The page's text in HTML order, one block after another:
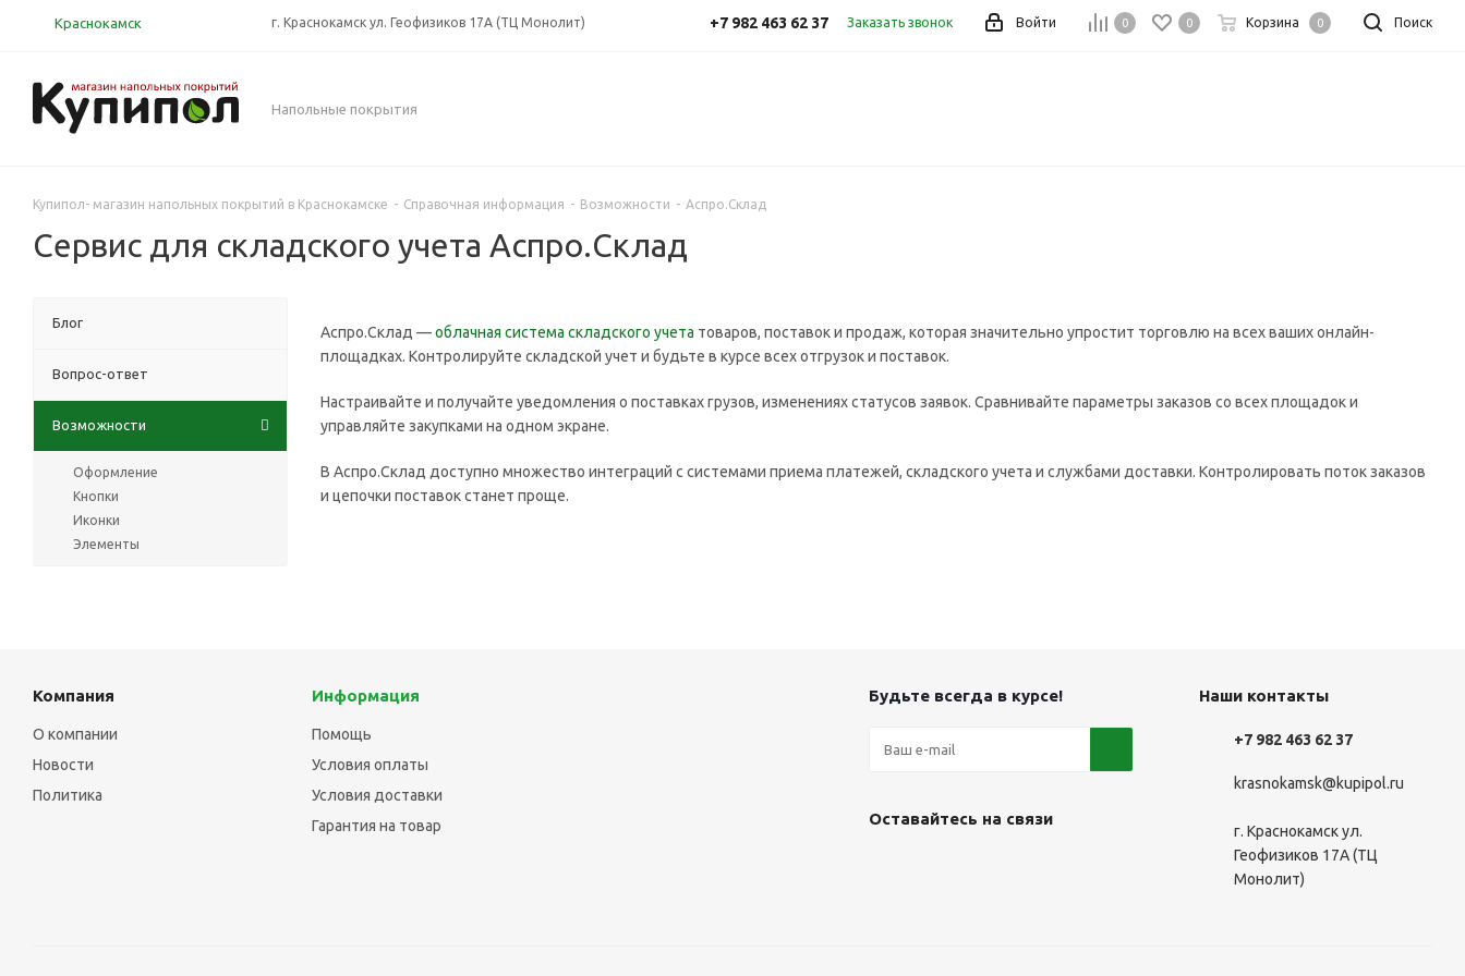
Краснокамск г. Краснокамск ул. Геофизиков 17А (ТЦ Монолит) Поиск
0 0 Корзина 0
Войти
+7 982 463 62 37 Заказать звонок
Напольные покрытия
Купипол- магазин напольных покрытий в Краснокамске - Справочная информация - Возможности - Аспро.Склад
Сервис для складского учета Аспро.Склад
Аспро.Склад —облачная система складского учета товаров, поставок и продаж, которая значительно упростит торговлю на всех ваших онлайн-
площадках. Контролируйте складской учет и будьте в курсе всех отгрузок и поставок.
Настраивайте и получайте уведомления о поставках грузов, изменениях статусов заявок. Сравнивайте параметры заказов со всех площадок и
управляйте закупками на одном экране.
В Аспро.Склад доступно множество интеграций с системами приема платежей, складского учета и службами доставки. Контролировать поток заказов
и цепочки поставок станет проще.
Блог
Вопрос-ответ
Возможности
Оформление
Кнопки
Иконки
Элементы
Компания
О компании
Новости
Политика
Информация
Помощь
Условия оплаты
Условия доставки
Гарантия на товар
Будьте всегда в курсе!
Оставайтесь на связи
Наши контакты
+7 982 463 62 37
krasnokamsk@kupipol.ru
г. Краснокамск ул.
Геофизиков 17А (ТЦ
Монолит)